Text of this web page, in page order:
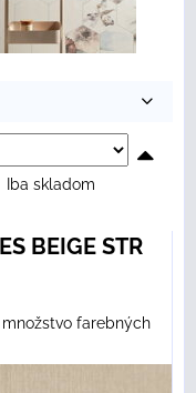
Iba skladom
BEIGE STR
množstvo farebných